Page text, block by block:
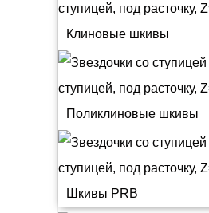
Клиновые шкивы
Поликлиновые шкивы
Шкивы PRB